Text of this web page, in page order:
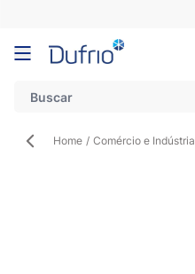
Pular para o conteúdo
Home / Comércio e Indústria